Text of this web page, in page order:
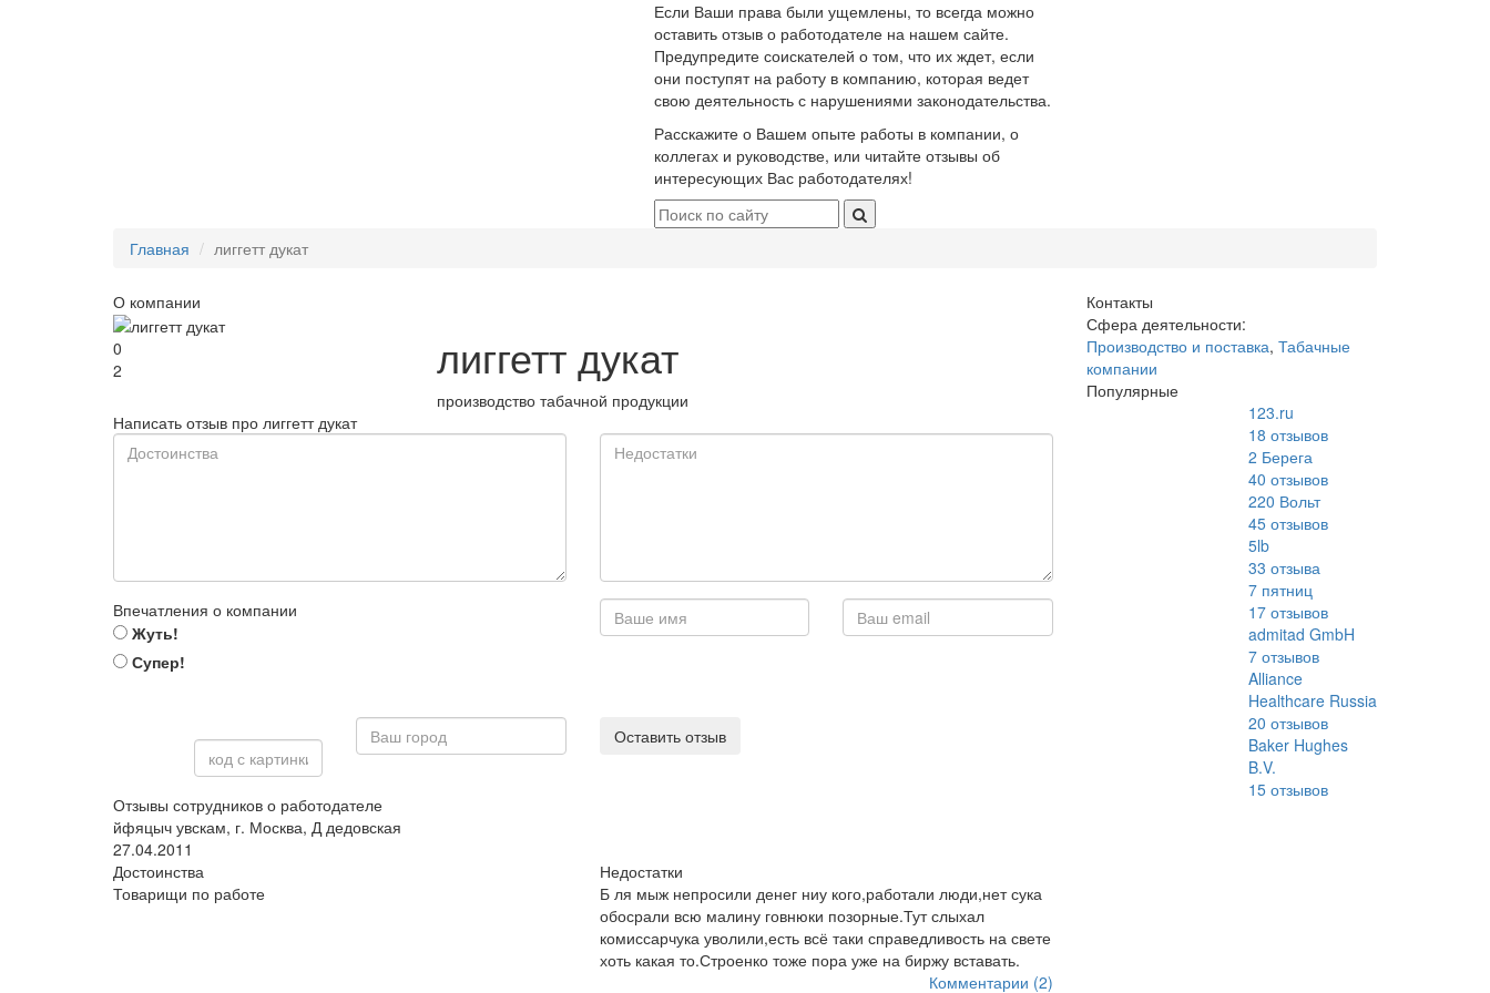
Если Ваши права были ущемлены, то всегда можно
оставить отзыв о работодателе на нашем сайте.
Предупредите соискателей о том, что их ждет, если
они поступят на работу в компанию, которая ведет
свою деятельность с нарушениями законодательства.
Расскажите о Вашем опыте работы в компании, о
коллегах и руководстве, или читайте отзывы об
интересующих Вас работодателях!
Главная лиггетт дукат
О компании
0
2
лиггетт дукат
производство табачной продукции
Написать отзыв про лиггетт дукат
Впечатления о компании
Жуть!
Супер!
Оставить отзыв
Отзывы сотрудников о работодателе
йфяцыч увскам, г. Москва, Д дедовская
27.04.2011
Достоинства
Товарищи по работе
Недостатки
Б ля мыж непросили денег ниу кого,работали люди,нет сука
обосрали всю малину говнюки позорные.Тут слыхал
комиссарчука уволили,есть всё таки справедливость на свете
хоть какая то.Строенко тоже пора уже на биржу вставать.
Комментарии (2)
Контакты
Сфера деятельности:
Производство и поставка, Табачные
компании
Популярные
123.ru
18 отзывов
2 Берега
40 отзывов
220 Вольт
45отзывов
5lb
33 отзыва
7 пятниц
17отзывов
admitad GmbH
7отзывов
Alliance
Healthcare Russia
20 отзывов
Baker Hughes
B.V.
15отзывов